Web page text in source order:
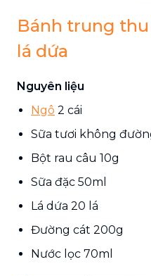
Bánh trung
lá dứa
Nguyên liệu
Ngô 2 cái
Sữa tươi không
Bột rau câu 10g
Sữa đặc 50ml
Lá dứa 20 lá
Đường cát 200g
Nước lọc 70ml